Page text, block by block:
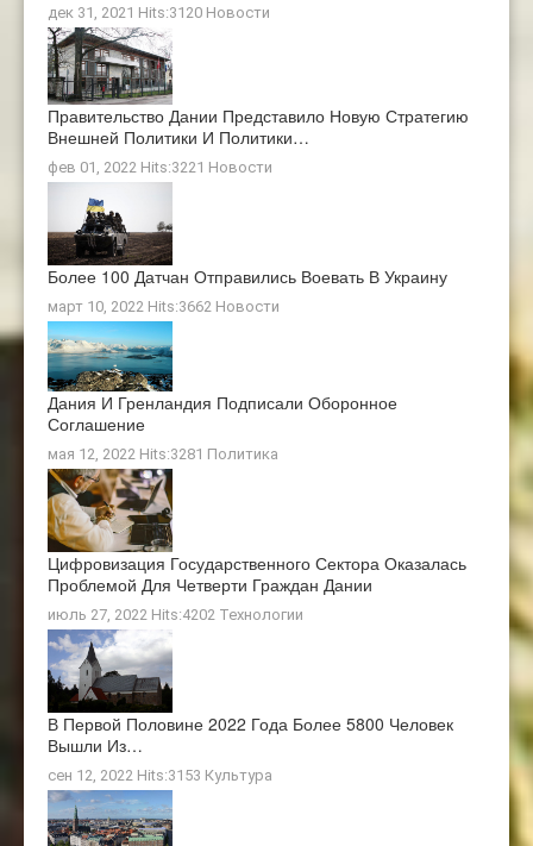
дек 31, 2021 Hits:3120 Новости
Правительство Дании Представило Новую Стратегию
Внешней Политики И Политики…
фев 01, 2022 Hits:3221 Новости
Более 100 Датчан Отправились Воевать В Украину
март 10, 2022 Hits:3662 Новости
Дания И Гренландия Подписали Оборонное
Соглашение
мая 12, 2022 Hits:3281 Политика
Цифровизация Государственного Сектора Оказалась
Проблемой Для Четверти Граждан Дании
июль 27, 2022 Hits:4202 Технологии
В Первой Половине 2022 Года Более 5800 Человек
Вышли Из…
сен 12, 2022 Hits:3153 Культура